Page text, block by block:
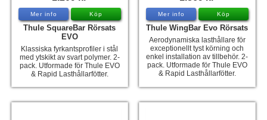
Mer info Köp
Thule SquareBar Rörsats
EVO
Klassiska fyrkantsprofiler i stål
med ytskikt av svart polymer. 2-
pack. Utformade för Thule EVO
& Rapid Lasthållarfötter.
Mer info Köp
Thule WingBar Evo Rörsats
Aerodynamiska lasthållare för
exceptionellt tyst körning och
enkel installation av tillbehör. 2-
pack. Utformade för Thule EVO
& Rapid Lasthållarfötter.